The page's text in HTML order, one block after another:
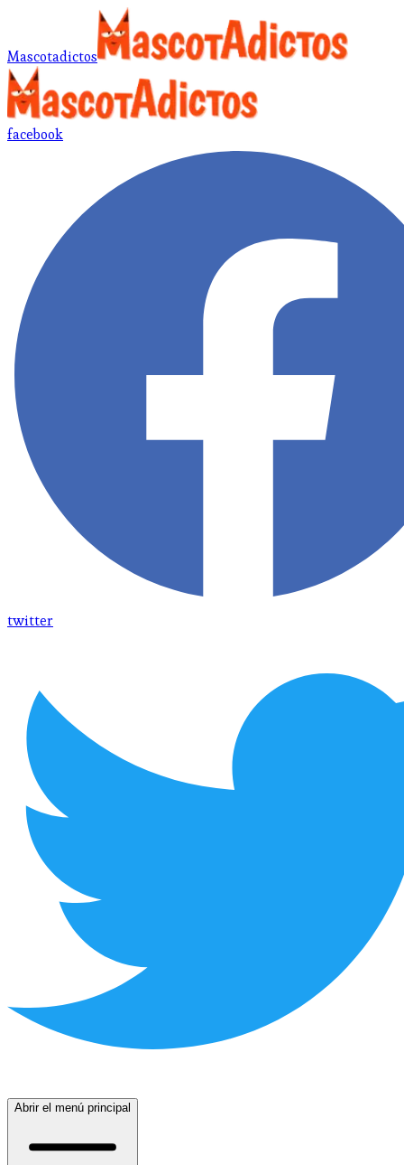
Mascotadictos
facebook
twitter
Abrir el menú principal